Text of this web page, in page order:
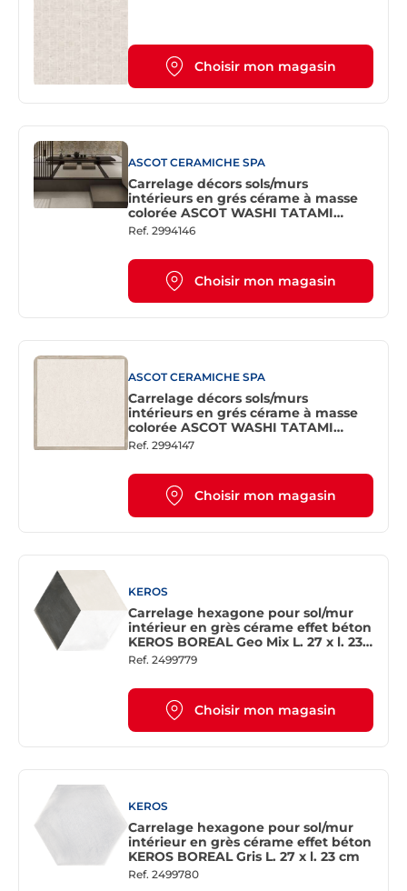
Choisir mon magasin
ASCOT CERAMICHE SPA
Carrelage décors sols/murs
intérieurs en grés cérame à masse
colorée ASCOT WASHI TATAMI
Chalk L. 120 x l. 120 cm x Ep. 10 mm
Ref. 2994146
Choisir mon magasin
ASCOT CERAMICHE SPA
Carrelage décors sols/murs
intérieurs en grés cérame à masse
colorée ASCOT WASHI TATAMI
Paper L. 120 x l. 120 cm x Ep. 10 mm
Ref. 2994147
Choisir mon magasin
KEROS
Carrelage hexagone pour sol/mur
intérieur en grès cérame effet béton
KEROS BOREAL Geo Mix L. 27 x l. 23
cm
Ref. 2499779
Choisir mon magasin
KEROS
Carrelage hexagone pour sol/mur
intérieur en grès cérame effet béton
KEROS BOREAL Gris L. 27 x l. 23 cm
Ref. 2499780